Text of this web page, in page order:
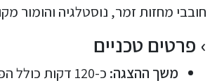
חובבי מחזות זמר, נוסטלגיה והומור
פרטים טכניים
משך ההצגה: כ-120 דקות כולל הפסקה